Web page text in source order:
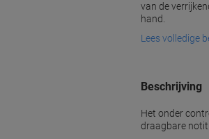
van de
hand.
Lees volledige
Beschrijving
Het onder
draagbare